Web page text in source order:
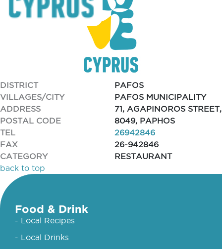
DISTRICT
PAFOS
VILLAGES/CITY
PAFOS MUNICIPALITY
ADDRESS
71, AGAPINOROS STREET,
POSTAL CODE
8049, PAPHOS
TEL
26942846
FAX
26-942846
CATEGORY
RESTAURANT
back to top
Food & Drink
- Local Recipes
- Local Drinks